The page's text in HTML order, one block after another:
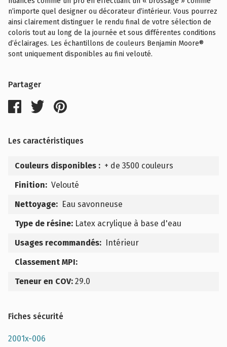
n’importe quel designer ou décorateur d’intérieur. Vous pourrez
ainsi clairement distinguer le rendu final de votre sélection de
coloris tout au long de la journée et sous différentes conditions
d’éclairages. Les échantillons de couleurs Benjamin Moore®
sont uniquement disponibles au fini velouté.
Partager
Les caractéristiques
Couleurs disponibles : + de 3500 couleurs
Finition: Velouté
Nettoyage: Eau savonneuse
Type de résine: Latex acrylique à base d'eau
Usages recommandés: Intérieur
Classement MPI:
Teneur en COV: 29.0
Fiches sécurité
2001x-006